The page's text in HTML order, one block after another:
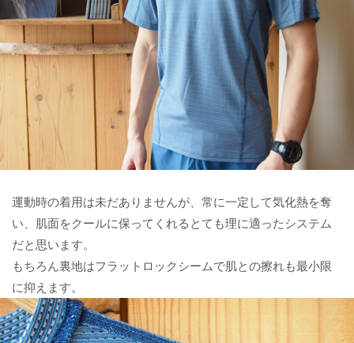
運動時の着用は未だありませんが、常に一定して気化熱を奪
い、肌面をクールに保ってくれるとても理に適ったシステム
だと思います。
もちろん裏地はフラットロックシームで肌との擦れも最小限
に抑えます。